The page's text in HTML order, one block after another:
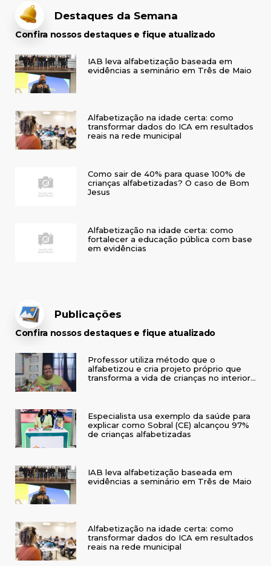
Destaques da Semana
Confira nossos destaques e fique atualizado
IAB leva alfabetização baseada em
evidências a seminário em Três de Maio
Alfabetização na idade certa: como
transformar dados do ICA em resultados
reais na rede municipal
Como sair de 40% para quase 100% de
crianças alfabetizadas? O caso de Bom
Jesus
Alfabetização na idade certa: como
fortalecer a educação pública com base
em evidências
Publicações
Confira nossos destaques e fique atualizado
Professor utiliza método que o
alfabetizou e cria projeto próprio que
transforma a vida de crianças no interior
Especialista usa exemplo da saúde para
explicar como Sobral (CE) alcançou 97%
de crianças alfabetizadas
IAB leva alfabetização baseada em
evidências a seminário em Três de Maio
Alfabetização na idade certa: como
transformar dados do ICA em resultados
reais na rede municipal